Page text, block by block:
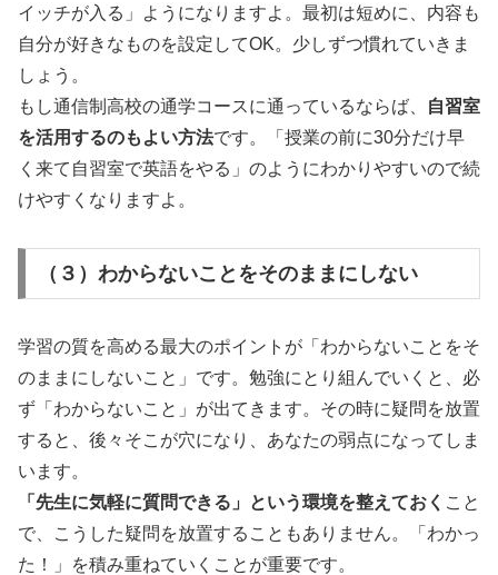
イッチが入る」ようになりますよ。最初は短めに、内容も
自分が好きなものを設定してOK。少しずつ慣れていきま
しょう。
もし通信制高校の通学コースに通っているならば、
自習室
を活用するのもよい方法です。「授業の前に30分だけ早
く来て自習室で英語をやる」のようにわかりやすいので続
けやすくなりますよ。
（３）わからないことをそのままにしない
学習の質を高める最大のポイントが「わからないことをそ
のままにしないこと」です。勉強にとり組んでいくと、必
ず「わからないこと」が出てきます。その時に疑問を放置
すると、後々そこが穴になり、あなたの弱点になってしま
います。
「先生に気軽に質問できる」という環境を整えておく こと
で、こうした疑問を放置することもありません。「わかっ
た！」を積み重ねていくことが重要です。